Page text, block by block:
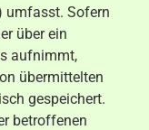
umfasst. Sofern
über ein
aufnimmt,
übermittelten
gespeichert.
betroffenen